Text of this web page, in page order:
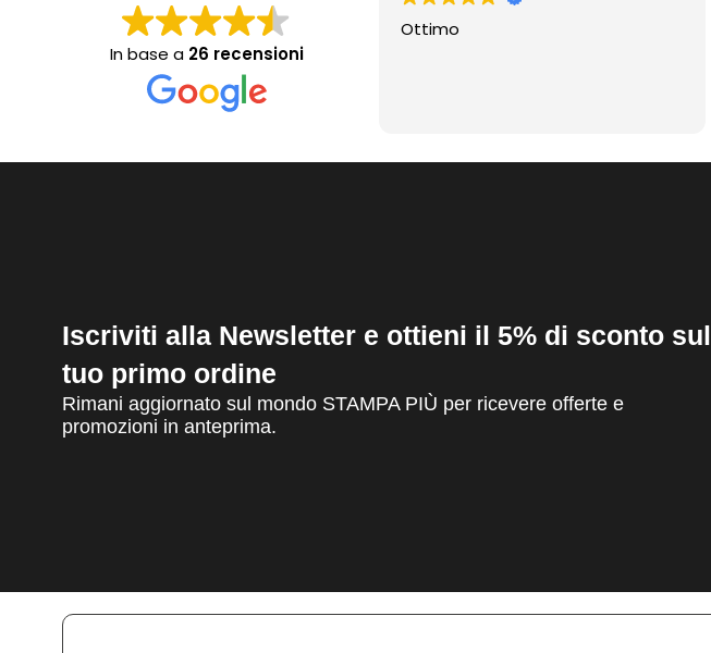
In base a 26 recensioni
Ottimo
Iscriviti alla Newsletter e ottieni il 5% di sconto sul
tuo primo ordine
Rimani aggiornato sul mondo STAMPA PIÙ per ricevere offerte e
promozioni in anteprima.